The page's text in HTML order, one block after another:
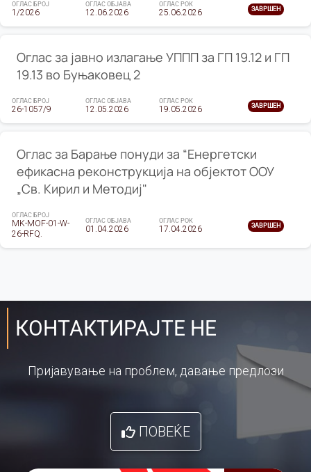
ОГЛАС БРОЈ
1/2026
ОГЛАС ОБЈАВА
12.06.2026
ОГЛАС РОК
25.06.2026 ЗАВРШЕН
Оглас за јавно излагање УППП за ГП 19.12 и ГП
19.13 во Буњаковец 2
ОГЛАС БРОЈ
26-1057/9
ОГЛАС ОБЈАВА
12.05.2026
ОГЛАС РОК
19.05.2026 ЗАВРШЕН
Оглас за Барање понуди за “Енергетски
ефикасна реконструкција на објектот ООУ
„Св. Кирил и Методиј"
ОГЛАС БРОЈ
MK-MOF-01-W-
26-RFQ.
ОГЛАС ОБЈАВА
01.04.2026
ОГЛАС РОК
17.04.2026 ЗАВРШЕН
КОНТАКТИРАЈТЕ НЕ
Пријавување на проблем, давање предлози
ПОВЕЌЕ